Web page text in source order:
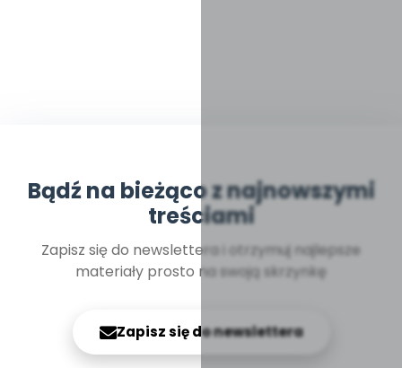
Bądź na bieżąco z najnowszymi
treściami
Zapisz się do newslettera i otrzymuj najlepsze
materiały prosto na swoją skrzynkę
Zapisz się do newslettera